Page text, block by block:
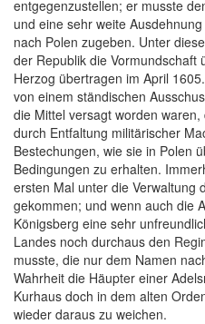
entgegenzustellen; er musste
und eine sehr weite
nach Polen zugeben. Unter
der Republik die Vormundschaft
Herzog übertragen im April
von einem ständischen
die Mittel versagt worden
durch Entfaltung militärischer
Bestechungen, wie sie in Polen
Bedingungen zu erhalten.
ersten Mal unter die Verwaltung
gekommen; und wenn auch die
Königsberg eine sehr
Landes noch durchaus den
musste, die nur dem Namen
Wahrheit die Häupter einer
Kurhaus doch in dem alten
wieder daraus zu weichen.